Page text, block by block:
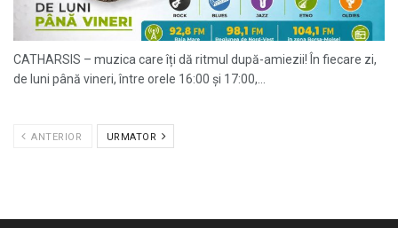
CATHARSIS – muzica care îți dă ritmul după-amiezii! În fiecare zi,
de luni până vineri, între orele 16:00 și 17:00,...
ANTERIOR URMATOR